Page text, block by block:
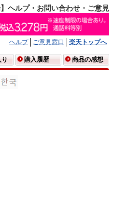
】ヘルプ・お問い合わせ・ご意見
ヘルプ ご意見窓口
楽天トップへ
購入履歴 商品の感想